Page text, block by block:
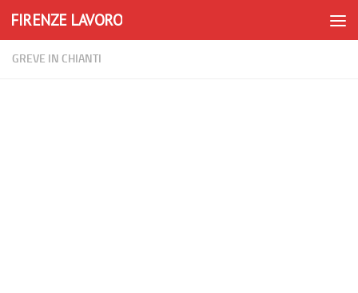
Skip to content
FIRENZE LAVORO
GREVE IN CHIANTI